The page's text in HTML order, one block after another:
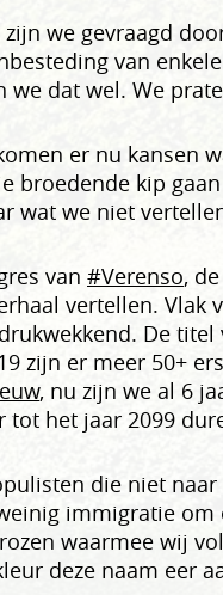
zijn we gevraagd
van
we dat wel. We
er nu kansen
broedende kip
wat we niet
van #Verenso,
vertellen. Vlak
De
zijn er meer 50+
, nu zijn we al 6
tot het jaar 2099
die niet
immigratie om
waarmee wij
deze naam eer